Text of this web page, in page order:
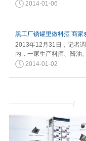
2014-01-06
黑工厂锈罐里做料酒 商家
2013年12月31日，记者
内，一家生产料酒、酱油
2014-01-02